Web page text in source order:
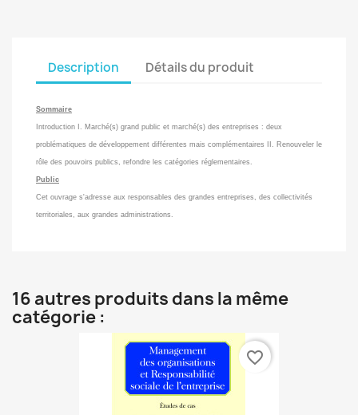
Description Détails du produit
Sommaire
Introduction I. Marché(s) grand public et marché(s) des entreprises : deux
problématiques de développement différentes mais complémentaires II. Renouveler le
rôle des pouvoirs publics, refondre les catégories réglementaires.
Public
Cet ouvrage s'adresse aux responsables des grandes entreprises, des collectivités
territoriales, aux grandes administrations.
16 autres produits dans la même
catégorie :
favorite_border